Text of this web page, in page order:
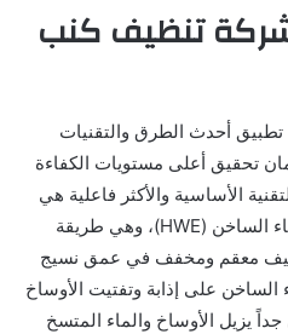
تنظيف كنب
أحدث الطرق والتقنيات
تحقيق أعلى مستويات الكفاءة
الأساسية والأكثر فاعلية هي
نظام الحقن والشفط القوي بالماء الساخن (HWE)، وهي طريقة
معقم ومخفف في عمق نسيج
على إذابة وتفتيت الأوساخ
يزيل الأوساخ والماء المتسخ